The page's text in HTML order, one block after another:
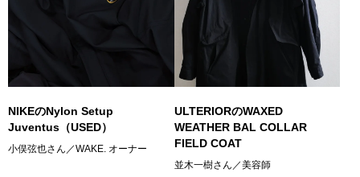
NIKEのNylon Setup
Juventus（USED）
小俣弦也さん／WAKE. オーナー
ULTERIORのWAXED
WEATHER BAL COLLAR
FIELD COAT
並木一樹さん／美容師